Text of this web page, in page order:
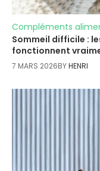
Compléments
Sommeil difficile :
fonctionnent
7 MARS 2026BYHENRI